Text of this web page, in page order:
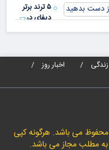
۵ ترند برتر
دیفای در
اخبار روز
می باشد. هرگونه کپی
به مطلب مجاز می باشد.